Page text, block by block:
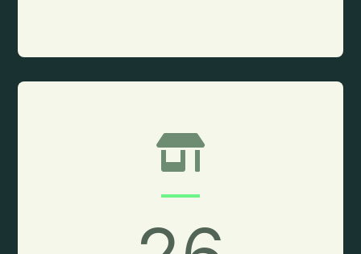
